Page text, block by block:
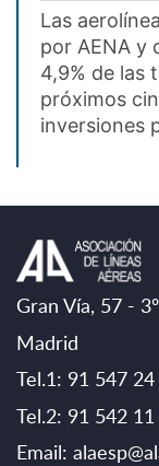
Las
por AENA y
4,9% de las
próximos
inversiones
Gran Vía, 57 -
Madrid
Tel.1: 91 547
Tel.2: 91 542
Email: